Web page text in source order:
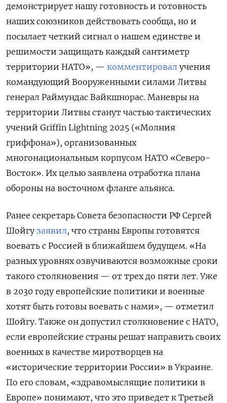
демонстрирует нашу готовность и готовность
наших союзников действовать сообща, но и
посылает четкий сигнал о нашем единстве и
решимости защищать каждый сантиметр
территории НАТО», — комментировал учения
командующий Вооруженными силами Литвы
генерал Раймундас Вайкшнорас. Маневры на
территории Литвы станут частью тактических
учений Griffin Lightning 2025 («Молния
гриффона»), организованных
многонациональным корпусом НАТО «Северо-
Восток». Их целью заявлена отработка плана
обороны на восточном фланге альянса.
Ранее секретарь Совета безопасности РФ Сергей
Шойгу заявил, что страны Европы готовятся
воевать с Россией в ближайшем будущем. «На
разных уровнях озвучиваются возможные сроки
такого столкновения — от трех до пяти лет. Уже
в 2030 году европейские политики и военные
хотят быть готовы воевать с нами», — отметил
Шойгу. Также он допустил столкновение с НАТО,
если европейские страны решат направить своих
военных в качестве миротворцев на
«исторические территории России» в Украине.
По его словам, «здравомыслящие политики в
Европе» понимают, что это приведет к Третьей